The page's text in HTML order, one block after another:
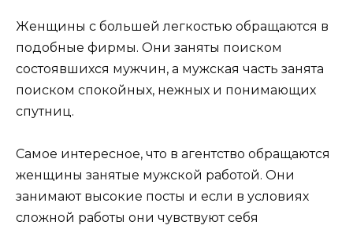
Женщины с большей легкостью обращаются в
подобные фирмы. Они заняты поиском
состоявшихся мужчин, а мужская часть занята
поиском спокойных, нежных и понимающих
спутниц.
Самое интересное, что в агентство обращаются
женщины занятые мужской работой. Они
занимают высокие посты и если в условиях
сложной работы они чувствуют себя